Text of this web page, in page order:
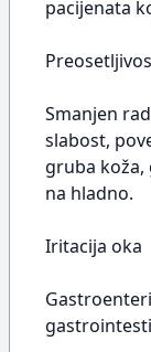
pacijenata
Smanjen
slabost,
gruba koža,
na hladno.
Iritacija oka